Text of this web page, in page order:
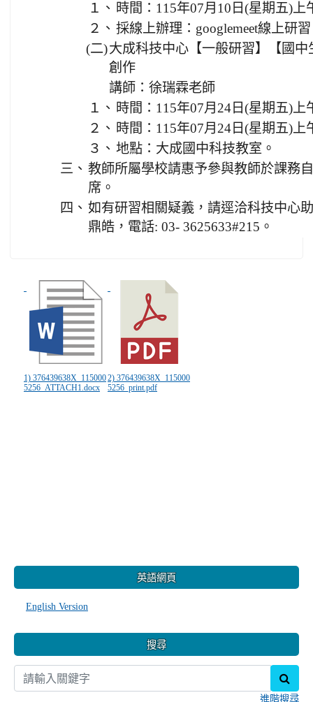
１、 時間：115年07月10日(星期五)上
２、 採線上辦理：googlemeet線上研
(二)大成科技中心【一般研習】【國
創作
講師：徐瑞霖老師
１、 時間：115年07月24日(星期五)上
２、 時間：115年07月24日(星期五)上
３、 地點：大成國中科技教室。
三、 教師所屬學校請惠予參與教師於課務
席。
四、 如有研習相關疑義，請逕洽科技中心
鼎皓，電話: 03- 3625633#215。
1) 376439638X_115000
5256_ATTACH1.docx
2) 376439638X_115000
5256_print.pdf
英語網頁
English Version
搜尋
進階搜尋